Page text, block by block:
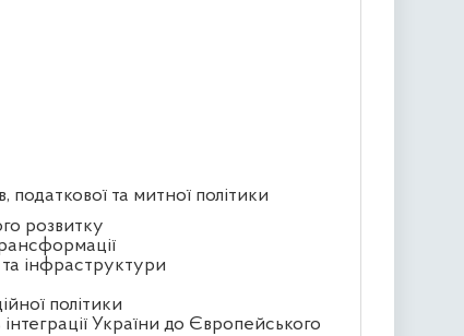
та митної політики
розвитку
інфраструктури
політики
України до Європейського